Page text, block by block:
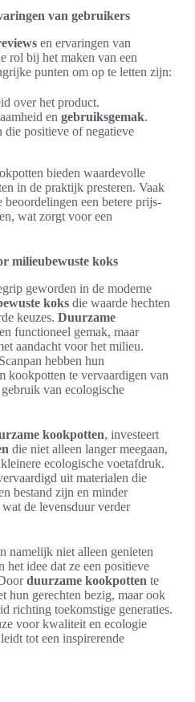
van gebruikers
en ervaringen van
rol bij het maken van een
punten om op te letten zijn:
over het product.
en gebruiksgemak.
die positieve of negatieve
bieden waardevolle
in de praktijk presteren. Vaak
een betere prijs-
wat zorgt voor een
milieubewuste koks
geworden in de moderne
koks die waarde hechten
keuzes. Duurzame
functioneel gemak, maar
aandacht voor het milieu.
hebben hun
kookpotten te vervaardigen van
van ecologische
kookpotten, investeert
die niet alleen langer meegaan,
ecologische voetafdruk.
uit materialen die
bestand zijn en minder
de levensduur verder
namelijk niet alleen genieten
het idee dat ze een positieve
duurzame kookpotten te
hun gerechten bezig, maar ook
richting toekomstige generaties.
voor kwaliteit en ecologie
tot een inspirerende